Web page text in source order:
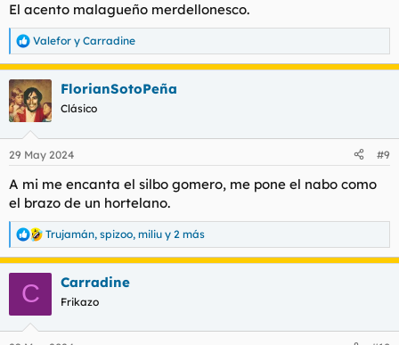
:
El acento malagueño merdellonesco.
R
e
a
c
c
i
e
:
Valefor y Carradine
FlorianSotoPeña
Clásico
29 May 2024 #9
A mi me encanta el silbo gomero, me pone el nabo como
el brazo de un hortelano.
R
e
a
Trujamán, spizoo, miliu y 2 más
C Carradine
Frikazo